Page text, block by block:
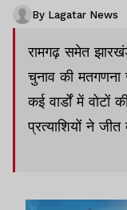
By Lagatar News
रामगढ़ समेत
चुनाव की मतगणना
कई वार्डों में वोटों
प्रत्याशियों ने